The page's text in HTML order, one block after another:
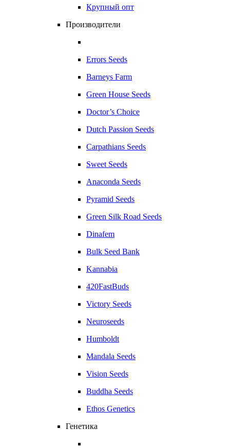
Крупный опт
Производители
Errors Seeds
Barneys Farm
Green House Seeds
Doctor’s Choice
Dutch Passion Seeds
Carpathians Seeds
Sweet Seeds
Anaconda Seeds
Pyramid Seeds
Green Silk Road Seeds
Dinafem
Bulk Seed Bank
Kannabia
420FastBuds
Victory Seeds
Neuroseeds
Humboldt
Mandala Seeds
Vision Seeds
Buddha Seeds
Ethos Genetics
Генетика